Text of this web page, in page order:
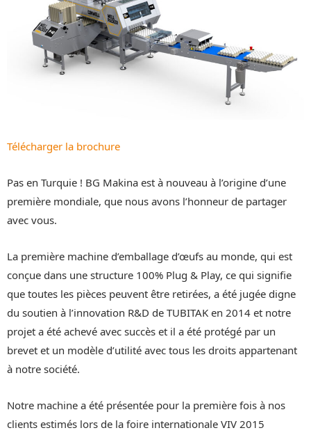
Télécharger la brochure
Pas en Turquie ! BG Makina est à nouveau à l’origine d’une
première mondiale, que nous avons l’honneur de partager
avec vous.
La première machine d’emballage d’œufs au monde, qui est
conçue dans une structure 100% Plug & Play, ce qui signifie
que toutes les pièces peuvent être retirées, a été jugée digne
du soutien à l’innovation R&D de TUBITAK en 2014 et notre
projet a été achevé avec succès et il a été protégé par un
brevet et un modèle d’utilité avec tous les droits appartenant
à notre société.
Notre machine a été présentée pour la première fois à nos
clients estimés lors de la foire internationale VIV 2015